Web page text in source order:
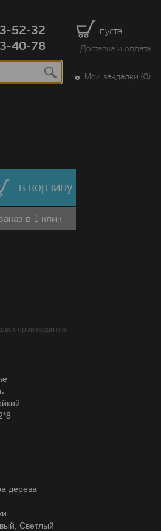
пуста
Доставка и оплата
52-32
40-78
Мои закладки (0)
в корзину
заказ в 1 клик
производится
дерева
Светлый